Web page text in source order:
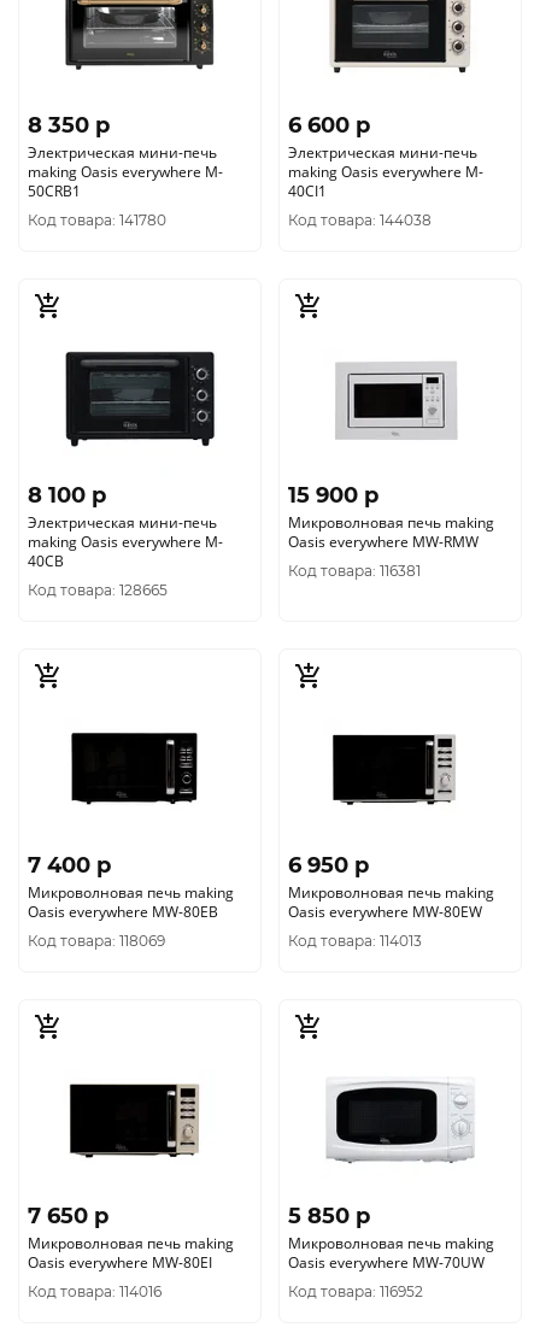
8 350 p
Электрическая мини-печь
making Oasis everywhere M-
50CRB1
Код товара: 141780
6 600 p
Электрическая мини-печь
making Oasis everywhere M-
40CI1
Код товара: 144038
8 100 p
Электрическая мини-печь
making Oasis everywhere M-
40CB
Код товара: 128665
15 900 p
Микроволновая печь making
Oasis everywhere MW-RMW
Код товара: 116381
7 400 p
Микроволновая печь making
Oasis everywhere MW-80EВ
Код товара: 118069
6 950 p
Микроволновая печь making
Oasis everywhere MW-80EW
Код товара: 114013
7 650 p
Микроволновая печь making
Oasis everywhere MW-80EI
Код товара: 114016
5 850 p
Микроволновая печь making
Oasis everywhere MW-70UW
Код товара: 116952